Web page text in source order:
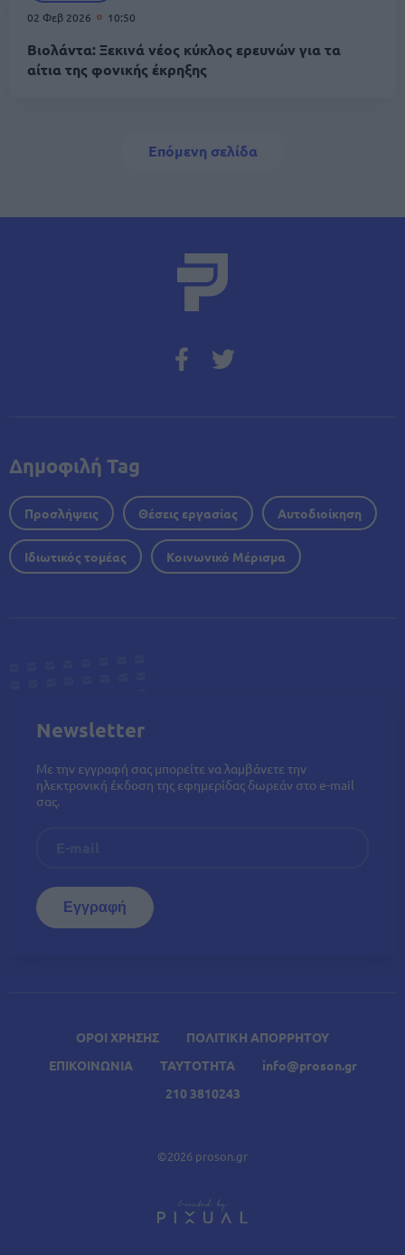
02 Φεβ 2026 10:50
Βιολάντα: Ξεκινά νέος κύκλος ερευνών για τα
αίτια της φονικής έκρηξης
Next page
Επόμενη σελίδα
ΟΡΟΙ ΧΡΗΣΗΣ
ΠΟΛΙΤΙΚΗ ΑΠΟΡΡΗΤΟΥ
ΕΠΙΚΟΙΝΩΝΙΑ
ΤΑΥΤΟΤΗΤΑ
info@proson.gr
210 3810243
©2026 proson.gr
Δημοφιλή Tag
Προσλήψεις Θέσεις εργασίας Αυτοδιοίκηση
Ιδιωτικός τομέας Κοινωνικό Μέρισμα
Newsletter
Με την εγγραφή σας μπορείτε να λαμβάνετε την
ηλεκτρονική έκδοση της εφημερίδας δωρεάν στο e-mail
σας.